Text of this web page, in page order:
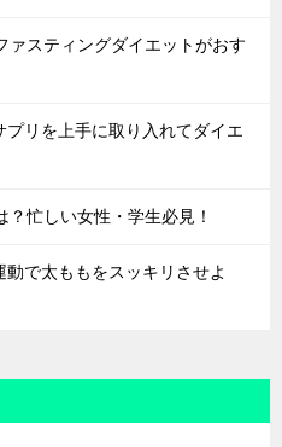
ァスティングダイエットがおす
プリを上手に取り入れてダイエ
忙しい女性・学生必見！
動で太ももをスッキリさせよ